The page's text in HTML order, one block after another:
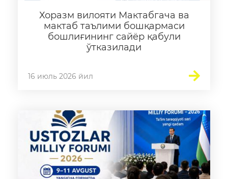
Хоразм вилояти Мактабгача ва
мактаб таълими бошқармаси
бошлиғининг сайёр қабули
ўтказилади
16 июль 2026 йил